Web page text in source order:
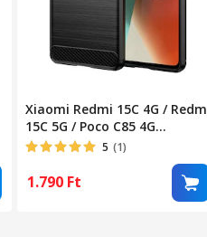
Xiaomi Redmi 15C 4G /
15C 5G / Poco C85 4G
kompatibilis szilikon
hátlaptok, karbon mintás,
fekete, Carbon case
5 (1)
1.790 Ft